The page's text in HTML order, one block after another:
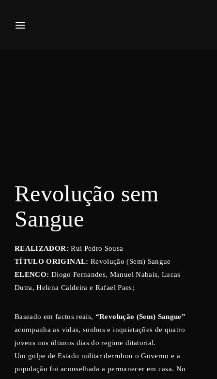
Revolução sem
Sangue
REALIZADOR: Rui Pedro Sousa
TÍTULO ORIGINAL: Revolução (Sem) Sangue
ELENCO: Diogo Fernandes, Manuel Nabais, Lucas
Dutra, Helena Caldeira e Rafael Paes;
Baseado em factos reais, “Revolução (Sem) Sangue”
acompanha as vidas, sonhos e inquietações de quatro
jovens nos últimos dias do regime ditatorial.
Um golpe de Estado militar derrubou o Governo e a
população foi aconselhada a permanecer em casa. No